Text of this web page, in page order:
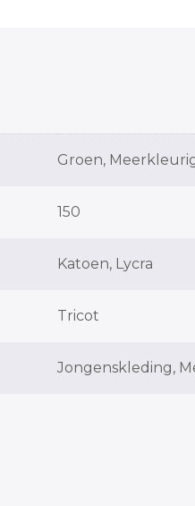
Groen,
150
Katoen, Lycra
Tricot
Jongenskleding,